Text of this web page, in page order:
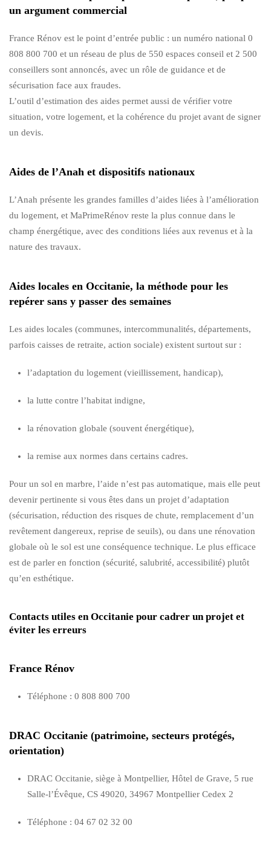
un argument commercial
France Rénov est le point d’entrée public : un numéro national 0
808 800 700 et un réseau de plus de 550 espaces conseil et 2 500
conseillers sont annoncés, avec un rôle de guidance et de
sécurisation face aux fraudes.
L’outil d’estimation des aides permet aussi de vérifier votre
situation, votre logement, et la cohérence du projet avant de signer
un devis.
Aides de l’Anah et dispositifs nationaux
L’Anah présente les grandes familles d’aides liées à l’amélioration
du logement, et MaPrimeRénov reste la plus connue dans le
champ énergétique, avec des conditions liées aux revenus et à la
nature des travaux.
Aides locales en Occitanie, la méthode pour les
repérer sans y passer des semaines
Les aides locales (communes, intercommunalités, départements,
parfois caisses de retraite, action sociale) existent surtout sur :
l’adaptation du logement (vieillissement, handicap),
la lutte contre l’habitat indigne,
la rénovation globale (souvent énergétique),
la remise aux normes dans certains cadres.
Pour un sol en marbre, l’aide n’est pas automatique, mais elle peut
devenir pertinente si vous êtes dans un projet d’adaptation
(sécurisation, réduction des risques de chute, remplacement d’un
revêtement dangereux, reprise de seuils), ou dans une rénovation
globale où le sol est une conséquence technique. Le plus efficace
est de parler en fonction (sécurité, salubrité, accessibilité) plutôt
qu’en esthétique.
Contacts utiles en Occitanie pour cadrer un projet et
éviter les erreurs
France Rénov
Téléphone : 0 808 800 700
DRAC Occitanie (patrimoine, secteurs protégés,
orientation)
DRAC Occitanie, siège à Montpellier, Hôtel de Grave, 5 rue
Salle-l’Évêque, CS 49020, 34967 Montpellier Cedex 2
Téléphone : 04 67 02 32 00